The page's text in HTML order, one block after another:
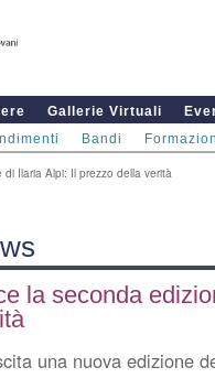
Gallerie Virtuali
Bandi
Ilaria Alpi: Il prezzo della verità
la seconda
una nuova edizione